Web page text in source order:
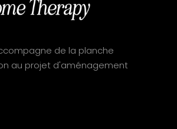
de la planche
au projet d'aménagement